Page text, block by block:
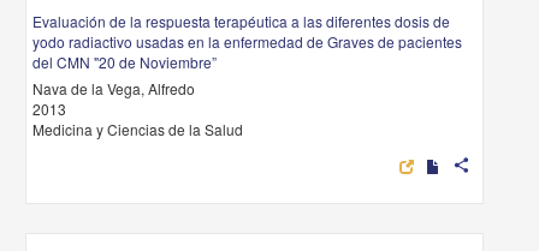
Evaluación de la respuesta terapéutica a las diferentes dosis de
yodo radiactivo usadas en la enfermedad de Graves de pacientes
del CMN "20 de Noviembre”
Nava de la Vega, Alfredo
2013
Medicina y Ciencias de la Salud
share